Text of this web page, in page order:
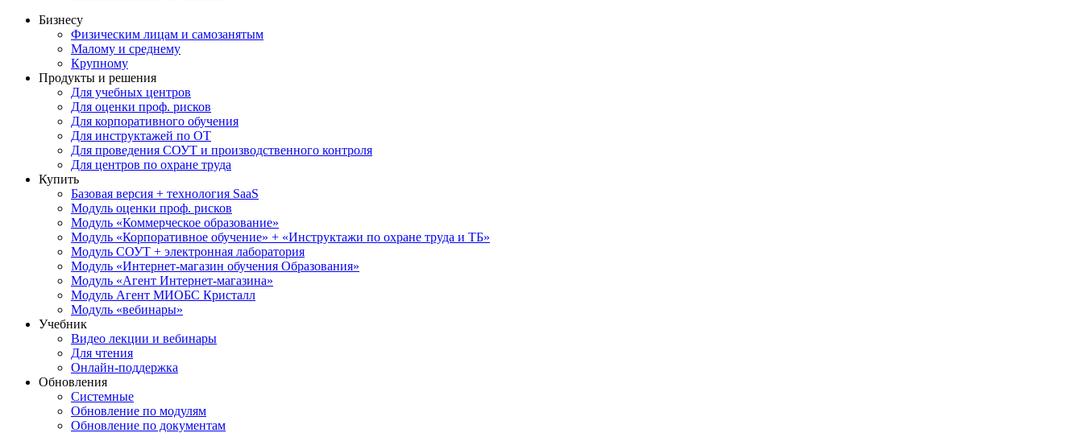
Бизнесу
Физическим лицам и самозанятым
Малому и среднему
Крупному
Продукты и решения
Для учебных центров
Для оценки проф. рисков
Для корпоративного обучения
Для инструктажей по ОТ
Для проведения СОУТ и производственного контроля
Для центров по охране труда
Купить
Базовая версия + технология SaaS
Модуль оценки проф. рисков
Модуль «Коммерческое образование»
Модуль «Корпоративное обучение» + «Инструктажи по охране труда и ТБ»
Модуль СОУТ + электронная лаборатория
Модуль «Интернет-магазин обучения Образования»
Модуль «Агент Интернет-магазина»
Модуль Агент МИОБС Кристалл
Модуль «вебинары»
Учебник
Видео лекции и вебинары
Для чтения
Онлайн-поддержка
Обновления
Системные
Обновление по модулям
Обновление по документам